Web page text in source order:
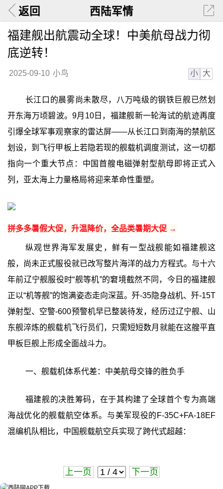
返回 西陆军情
福建舰出航震动全球！中美航母战力彻
底逆转！
2025-09-10 小鸟 小 大
长江口的晨雾尚未散尽，八万吨级的钢铁巨舰已然划
开东海万顷碧波。9月10日，福建舰新一轮海试的航迹再度
引爆全球军事观察家的雷达屏——从长江口到南海的禁航区
划设，到飞行甲板上若隐若现的舰载机调度测试，这一切都
指向一个重大节点：中国首艘电磁弹射型航母即将正式入
列，亚太海上力量格局将迎来革命性重塑。
拼多多暑假大促，升温降价，全品类暑期大促 →
纵观世界海军发展史，鲜有一型战舰能如福建舰这
般，尚未正式服役就已改写整片海洋的战力方程式。与十六
年前辽宁舰服役时“舰等机”的窘境截然不同，今日的福建舰
正以“机等舰”的饱满姿态走向深蓝。歼-35隐身战机、歼-15T
弹射型、空警-600预警机早已整装待发，经历过辽宁舰、山
东舰淬炼的舰载机飞行员们，只需短短数月就能在这艘平直
甲板巨舰上形成全面战斗力。
一、舰载机体系代差：中美航母交锋的胜负手
福建舰的决胜筹码，在于其构建了全球首个专为高端
海战优化的舰载航空体系。与美军现役的F-35C+FA-18EF
混编机队相比，中国舰载航空兵实现了跨代式超越：
上一页 下一页